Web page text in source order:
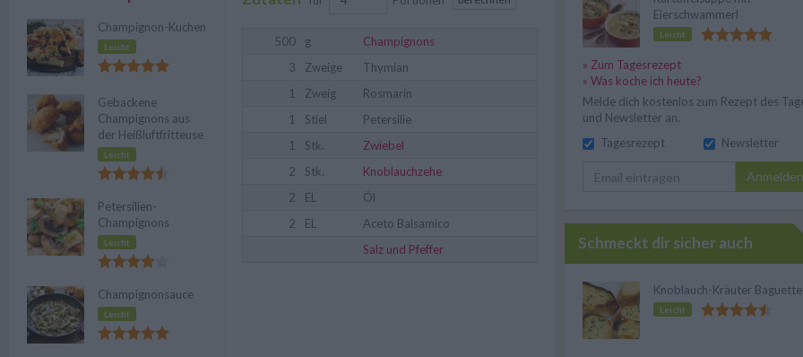
500 g
Champignons
3
Zweige
Thymian
1
Zweig
Rosmarin
1
Stiel
Petersilie
1
Stk.
Zwiebel
2
Stk.
Knoblauchzehe
2
EL
Öl
2
EL
Aceto Balsamico
Salz und Pfeffer
Champignon-Kuchen
Leicht
Gebackene
Champignons aus
der Heißluftfritteuse
Leicht
Petersilien-
Champignons
Leicht
Champignonsauce
Leicht
Eierschwammerl
Leicht
» Zum Tagesrezept
» Was koche ich heute?
Melde dich kostenlos zum Rezept des
und Newsletter an.
Tagesrezept
Newsletter
Anmelden
Schmeckt dir sicher auch
Knoblauch-Kräuter Baguette
Leicht